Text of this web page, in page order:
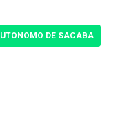
DE SACABA